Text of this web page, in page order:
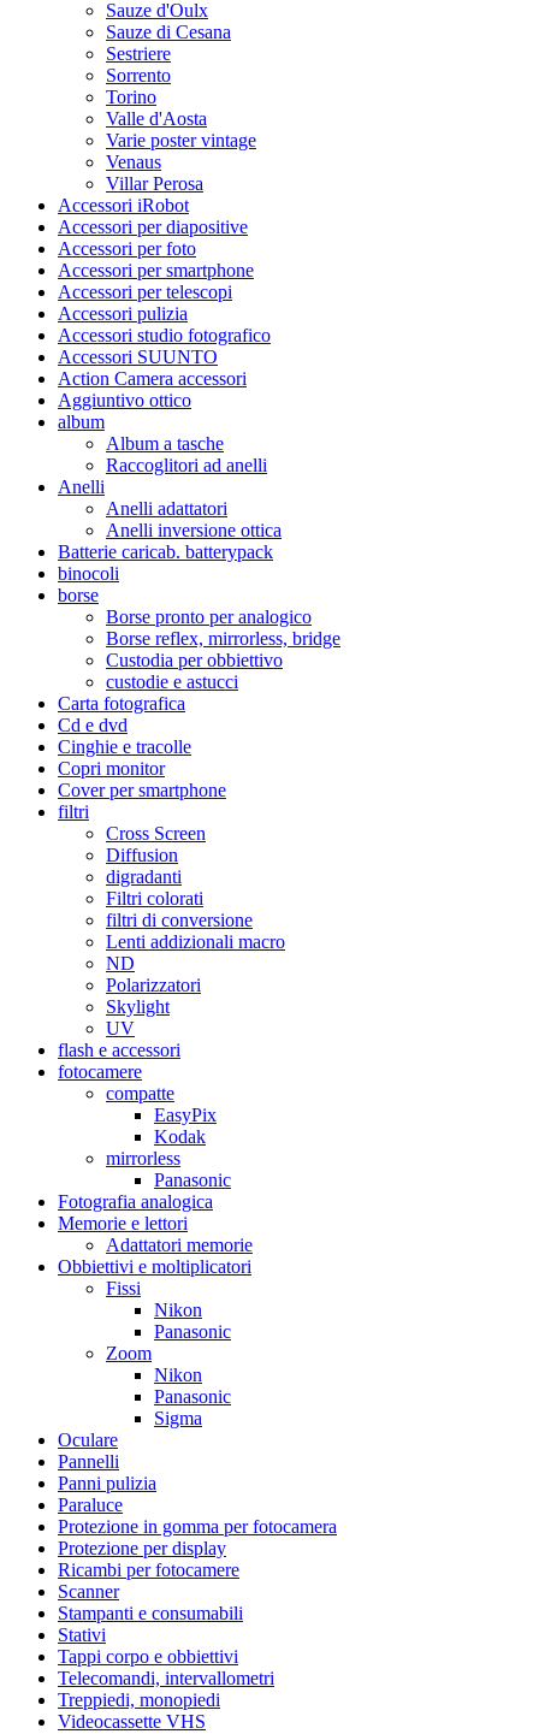
Sauze d'Oulx
Sauze di Cesana
Sestriere
Sorrento
Torino
Valle d'Aosta
Varie poster vintage
Venaus
Villar Perosa
Accessori iRobot
Accessori per diapositive
Accessori per foto
Accessori per smartphone
Accessori per telescopi
Accessori pulizia
Accessori studio fotografico
Accessori SUUNTO
Action Camera accessori
Aggiuntivo ottico
album
Album a tasche
Raccoglitori ad anelli
Anelli
Anelli adattatori
Anelli inversione ottica
Batterie caricab. batterypack
binocoli
borse
Borse pronto per analogico
Borse reflex, mirrorless, bridge
Custodia per obbiettivo
custodie e astucci
Carta fotografica
Cd e dvd
Cinghie e tracolle
Copri monitor
Cover per smartphone
filtri
Cross Screen
Diffusion
digradanti
Filtri colorati
filtri di conversione
Lenti addizionali macro
ND
Polarizzatori
Skylight
UV
flash e accessori
fotocamere
compatte
EasyPix
Kodak
mirrorless
Panasonic
Fotografia analogica
Memorie e lettori
Adattatori memorie
Obbiettivi e moltiplicatori
Fissi
Nikon
Panasonic
Zoom
Nikon
Panasonic
Sigma
Oculare
Pannelli
Panni pulizia
Paraluce
Protezione in gomma per fotocamera
Protezione per display
Ricambi per fotocamere
Scanner
Stampanti e consumabili
Stativi
Tappi corpo e obbiettivi
Telecomandi, intervallometri
Treppiedi, monopiedi
Videocassette VHS